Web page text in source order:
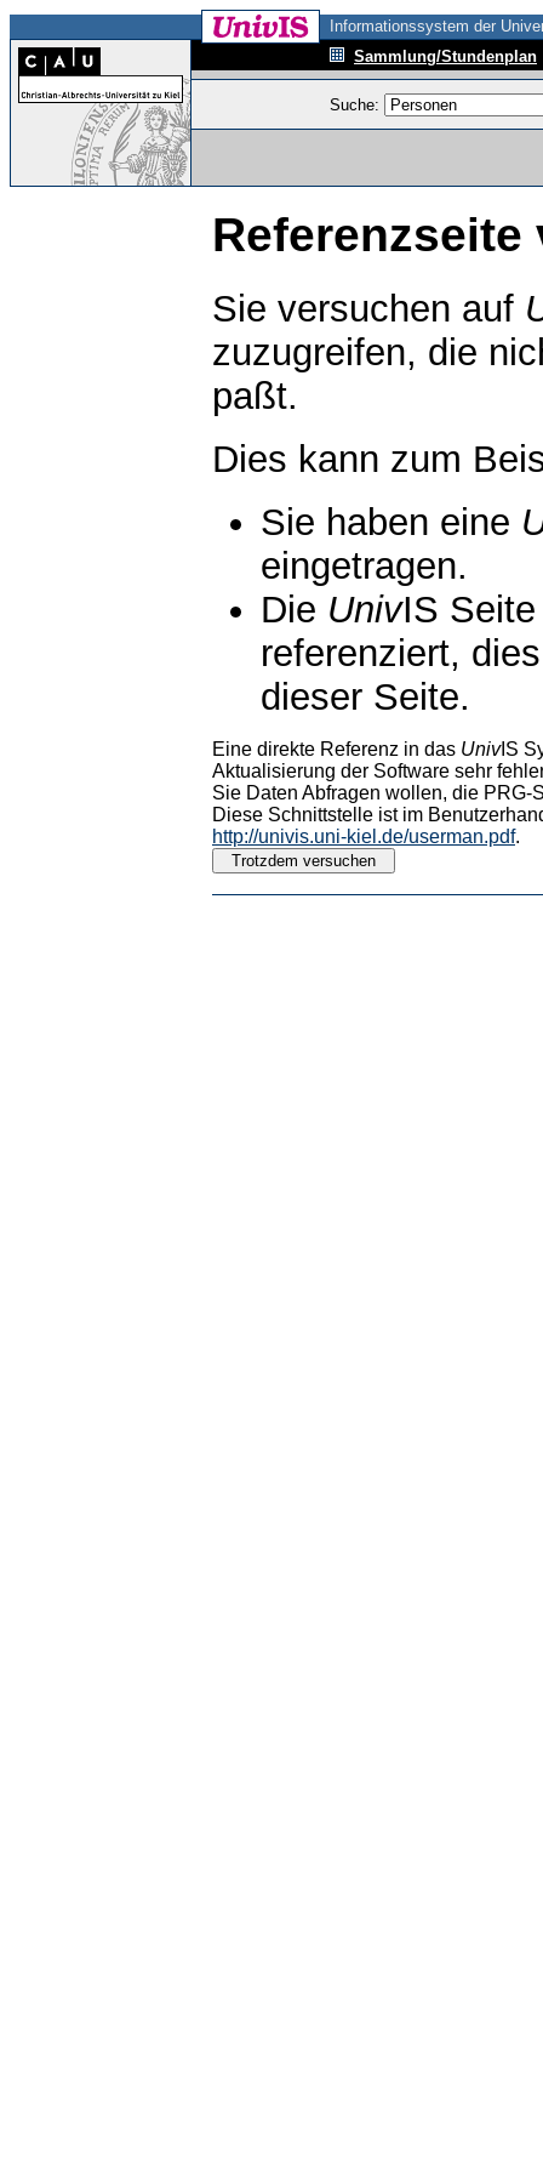
Informationssystem der
Sammlung/Stundenplan
Suche:
Referenzseite
Sie versuchen auf
zuzugreifen, die
paßt.
Dies kann zum
Sie haben eine
eingetragen.
Die UnivIS
referenziert,
dieser Seite.
Eine direkte Referenz in das UnivIS
Aktualisierung der Software sehr
Sie Daten Abfragen wollen, die PRG-
Diese Schnittstelle ist im
http://univis.uni-kiel.de/userman.pdf.